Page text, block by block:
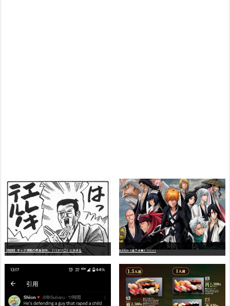
【朗報】ギャグ漫画の最高傑作、「パタリロ」に決まる BLEACH（全７４巻）?!!!!!